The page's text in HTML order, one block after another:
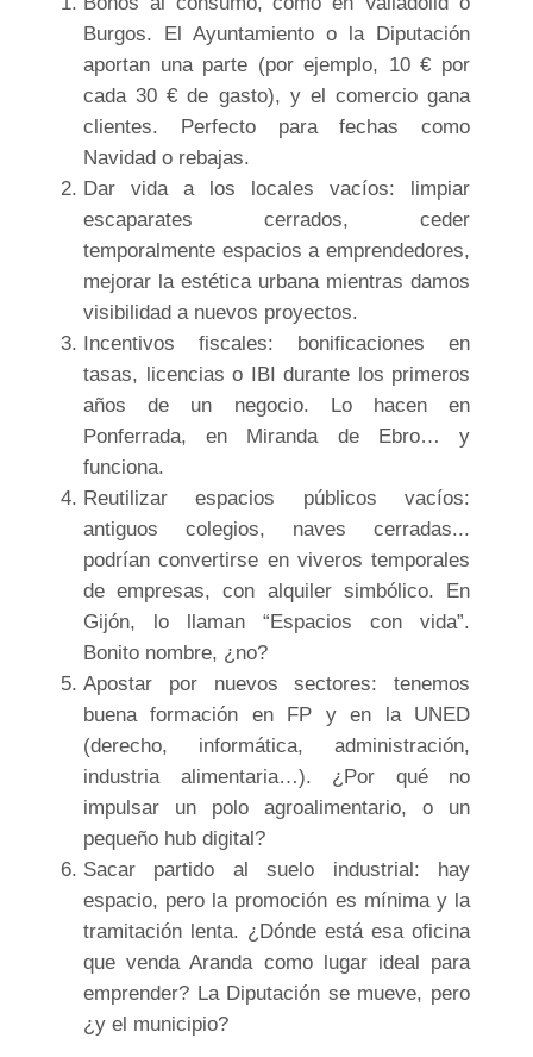
Burgos. El Ayuntamiento o la Diputación
aportan una parte (por ejemplo, 10 € por
cada 30 € de gasto), y el comercio gana
clientes. Perfecto para fechas como
Navidad o rebajas.
Dar vida a los locales vacíos: limpiar
escaparates cerrados, ceder
temporalmente espacios a emprendedores,
mejorar la estética urbana mientras damos
visibilidad a nuevos proyectos.
Incentivos fiscales: bonificaciones en
tasas, licencias o IBI durante los primeros
años de un negocio. Lo hacen en
Ponferrada, en Miranda de Ebro… y
funciona.
Reutilizar espacios públicos vacíos:
antiguos colegios, naves cerradas...
podrían convertirse en viveros temporales
de empresas, con alquiler simbólico. En
Gijón, lo llaman “Espacios con vida”.
Bonito nombre, ¿no?
Apostar por nuevos sectores: tenemos
buena formación en FP y en la UNED
(derecho, informática, administración,
industria alimentaria…). ¿Por qué no
impulsar un polo agroalimentario, o un
pequeño hub digital?
Sacar partido al suelo industrial: hay
espacio, pero la promoción es mínima y la
tramitación lenta. ¿Dónde está esa oficina
que venda Aranda como lugar ideal para
emprender? La Diputación se mueve, pero
¿y el municipio?